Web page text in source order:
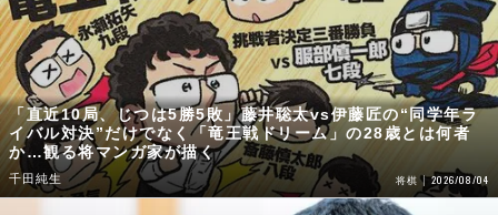
「直近10局、じつは5勝5敗」藤井聡太vs伊藤匠の“同学年ラ
イバル対決”だけでなく「竜王戦ドリーム」の28歳とは何者
か…観る将マンガ家が描く
千田純生 将棋 2026/08/04